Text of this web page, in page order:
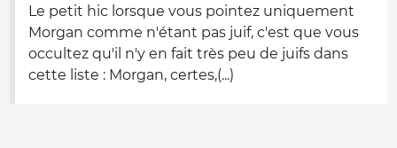
Le petit hic lorsque vous pointez uniquement
Morgan comme n'étant pas juif, c'est que vous
occultez qu'il n'y en fait très peu de juifs dans
cette liste : Morgan, certes,(...)